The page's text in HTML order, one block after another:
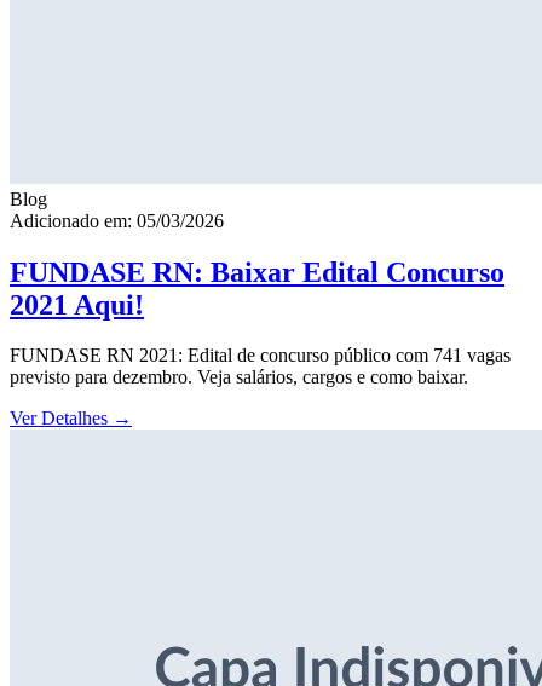
Blog
Adicionado em: 05/03/2026
FUNDASE RN: Baixar Edital Concurso
2021 Aqui!
FUNDASE RN 2021: Edital de concurso público com 741 vagas
previsto para dezembro. Veja salários, cargos e como baixar.
Ver Detalhes →